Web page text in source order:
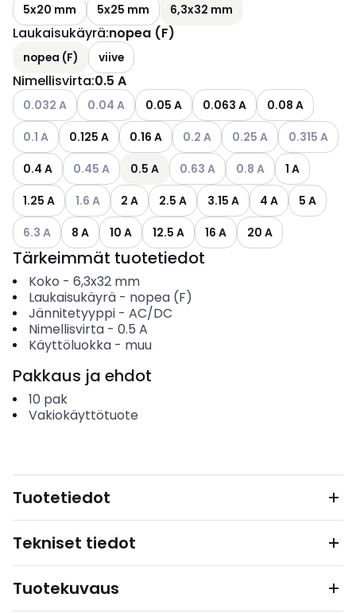
5x20 mm 5x25 mm 6,3x32 mm
Laukaisukäyrä:nopea (F)
nopea (F) viive
Nimellisvirta:0.5 A
Katso käytettävissä olevat vaihtoehdot
0.032 A Katso käytettävissä olevat vaihtoehdot
0.04 A 0.05 A 0.063 A
0.08 A
Katso käytettävissä olevat vaihtoehdot
0.1 A 0.125 A 0.16 A Katso käytettävissä olevat
0.2 A Katso käytettävissä
0.25 A Katso
0.315 A
0.4 A
Katso käytettävissä olevat vaihtoehdot
0.45 A 0.5 A Katso käytettävissä olevat
0.63 A Katso käytettävissä
0.8 A
1 A
1.25 A
Katso käytettävissä olevat vaihtoehdot
1.6 A 2 A 2.5 A 3.15 A 4 A
5 A
Katso käytettävissä olevat vaihtoehdot
6.3 A 8 A 10 A 12.5 A 16 A 20 A
Tärkeimmät tuotetiedot
Koko - 6,3x32 mm
Laukaisukäyrä- nopea (F)
Jännitetyyppi- AC/DC
Nimellisvirta- 0.5 A
Käyttöluokka- muu
Pakkaus ja ehdot
10 pak
Vakiokäyttötuote
Tuotetiedot
Tekniset tiedot
Tuotekuvaus